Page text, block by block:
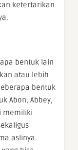
ketertarikan
bentuk lain
atau lebih
bentuk
Abon, Abbey,
memiliki
aslinya.